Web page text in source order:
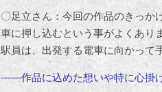
〇足立さん：今回の作品のきっか
車に押し込むという事がよくあり
駅員は、出発する電車に向かって
――作品に込めた想いや特に心掛